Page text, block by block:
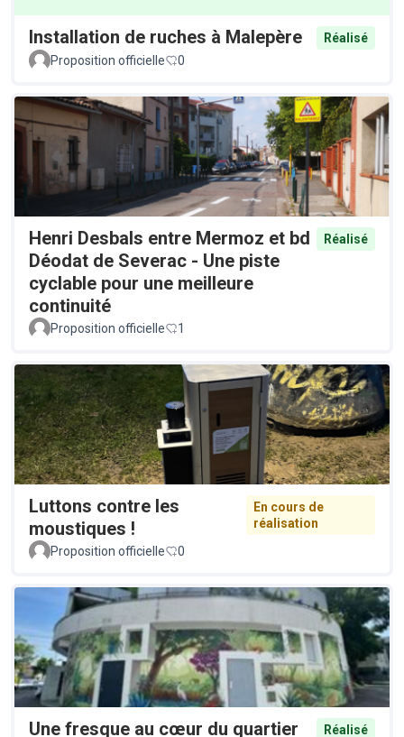
Installation de ruches à Malepère
Réalisé
Proposition officielle
0
Henri Desbals entre Mermoz et bd
Déodat de Severac - Une piste
cyclable pour une meilleure
continuité
Réalisé
Proposition officielle 1
Luttons contre les
moustiques !
En cours de
réalisation
Proposition officielle
0
Une fresque au cœur du quartier
Réalisé